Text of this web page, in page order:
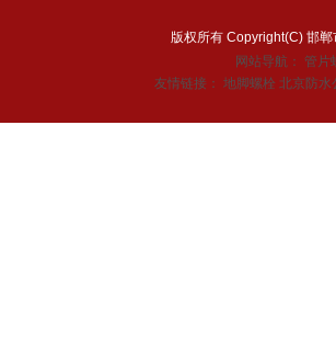
版权所有 Copyright(C) 邯
网站导航： 管片
友情链接：地脚螺栓 北京防水